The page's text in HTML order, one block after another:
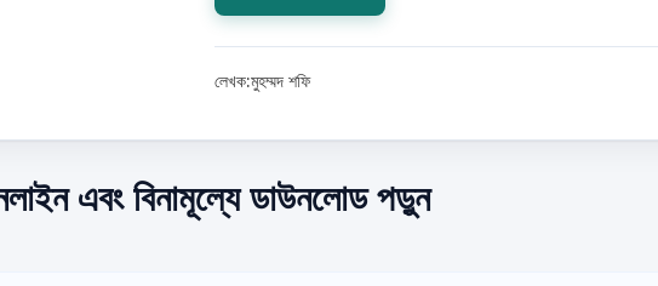
লেখক:মুহম্মদ শফি
এবং বিনামূল্যে ডাউনলোড পড়ুন